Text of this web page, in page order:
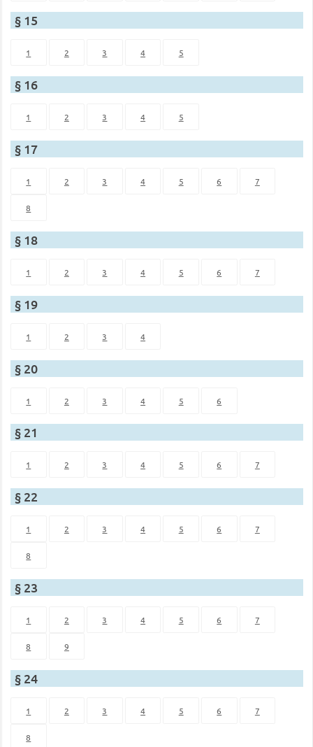
§ 15
1 2 3 4 5
§ 16
1 2 3 4 5
§ 17
1 2 3 4 5 6 7
8
§ 18
1 2 3 4 5 6 7
§ 19
1 2 3 4
§ 20
1 2 3 4 5 6
§ 21
1 2 3 4 5 6 7
§ 22
1 2 3 4 5 6 7
8
§ 23
1 2 3 4 5 6 7
8 9
§ 24
1 2 3 4 5 6 7
8